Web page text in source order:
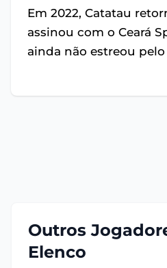
Em 2022, Catatau
assinou com o Ceará
ainda não estreou
Outros
Elenco